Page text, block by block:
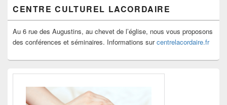
CENTRE CULTUREL LACORDAIRE
Au 6 rue des Augustins, au chevet de l’église, nous vous proposons
des conférences et séminaires. Informations surcentrelacordaire.fr